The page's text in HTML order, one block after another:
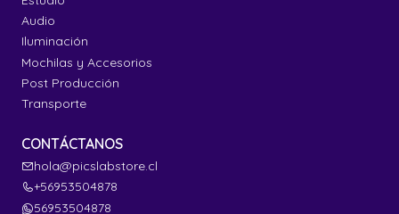
Audio
Iluminación
Mochilas y Accesorios
Post Producción
Transporte
CONTÁCTANOS
hola@picslabstore.cl
+56953504878
56953504878